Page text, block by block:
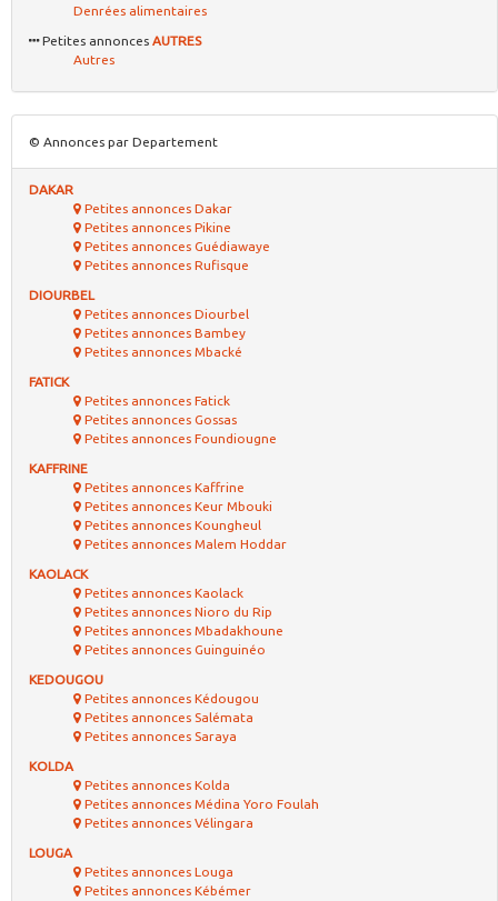
Denrées alimentaires
Petites annonces AUTRES
Autres
© Annonces par Departement
DAKAR
Petites annonces Dakar
Petites annonces Pikine
Petites annonces Guédiawaye
Petites annonces Rufisque
DIOURBEL
Petites annonces Diourbel
Petites annonces Bambey
Petites annonces Mbacké
FATICK
Petites annonces Fatick
Petites annonces Gossas
Petites annonces Foundiougne
KAFFRINE
Petites annonces Kaffrine
Petites annonces Keur Mbouki
Petites annonces Koungheul
Petites annonces Malem Hoddar
KAOLACK
Petites annonces Kaolack
Petites annonces Nioro du Rip
Petites annonces Mbadakhoune
Petites annonces Guinguinéo
KEDOUGOU
Petites annonces Kédougou
Petites annonces Salémata
Petites annonces Saraya
KOLDA
Petites annonces Kolda
Petites annonces Médina Yoro Foulah
Petites annonces Vélingara
LOUGA
Petites annonces Louga
Petites annonces Kébémer